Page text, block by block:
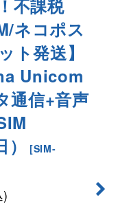
不課税
ネコポス
ト発送】
Unicom
通信+音声
[SIM-